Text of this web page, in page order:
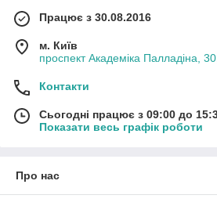
Працює з 30.08.2016
м. Київ
проспект Академіка Палладіна,
Контакти
Сьогодні працює з 09:00 до
Показати весь графік роботи
Про нас